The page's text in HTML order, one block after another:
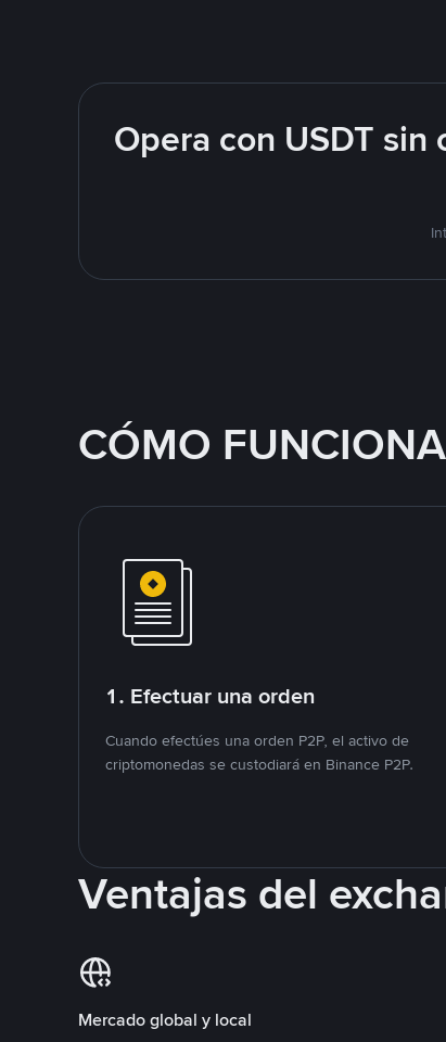
Opera con USDT
CÓMO
1. Efectuar una orden
Cuando efectúes una orden P2P, el activo de
criptomonedas se custodiará en Binance P2P.
Ventajas del
Mercado global y local